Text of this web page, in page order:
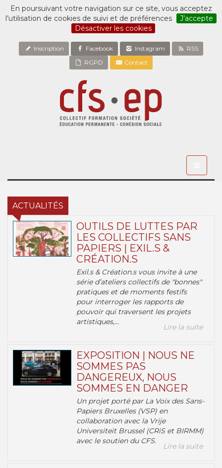
En poursuivant votre navigation sur ce site, vous acceptez
l’utilisation de cookies de suivi et de préférences
J’accepte
Désactiver les cookies
Inscription Facebook Instagram
RSS
RGPD
Contact
ACTUALITÉS
OUTILS DE LUTTES PAR
LES COLLECTIFS SANS
PAPIERS | EXIL.S &
CRÉATION.S
Exil.s & Création.s vous invite à une
série d’ateliers collectifs de "bonnes"
pratiques et de moments festifs
pour interroger les rapports de
pouvoir qui traversent les projets
artistiques,...
Lire la suite
EXPOSITION | NOUS NE
SOMMES PAS
DANGEREUX, NOUS
SOMMES EN DANGER
Un projet porté par La Voix des Sans-
Papiers Bruxelles (VSP) en
collaboration avec la Vrije
Universiteit Brussel (CRiS et BIRMM)
avec le soutien du CFS.
Lire la suite